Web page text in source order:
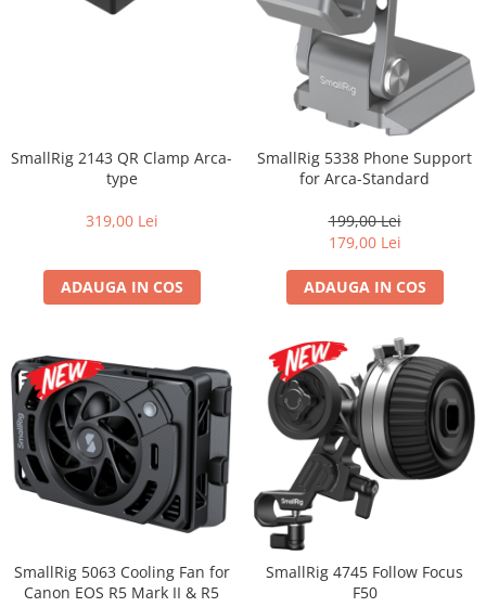
SmallRig 2143 QR Clamp Arca-
type
319,00 Lei
ADAUGA IN COS
SmallRig 5338 Phone Support
for Arca-Standard
199,00 Lei
179,00 Lei
ADAUGA IN COS
SmallRig 5063 Cooling Fan for
Canon EOS R5 Mark II & R5
SmallRig 4745 Follow Focus
F50